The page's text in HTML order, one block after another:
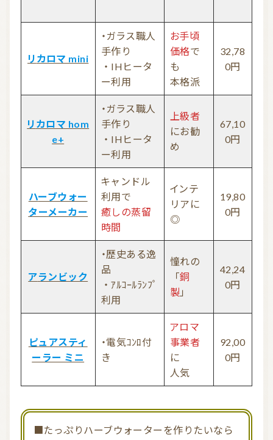
リカロマ mini
・ガラス職人
手作り
・IHヒータ
ー利用
お手頃
価格で
も
本格派
32,78
0円
リカロマ hom
e+
・ガラス職人
手作り
・IHヒータ
ー利用
上級者
にお勧
め
67,10
0円
ハーブウォー
ターメーカー
キャンドル
利用で
癒しの蒸留
時間
インテ
リアに
◎
19,80
0円
アランビック
・歴史ある逸
品
・ｱﾙｺｰﾙﾗﾝﾌﾟ
利用
憧れの
「銅
製 」
42,24
0円
ピュアスティ
ーラー ミニ
・電気ｺﾝﾛ付
き
アロマ
事業者
に
人気
92,00
0円
■たっぷりハーブウォーターを作りたいなら